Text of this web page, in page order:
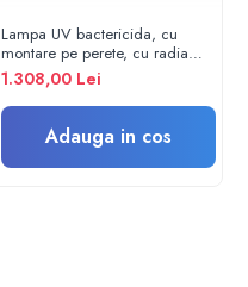
Lampa UV bactericida, cu
montare pe perete, cu radiatie
directa, functionare in absenta
personalului - NBV 2x30 NL
1.308,00 Lei
Adauga in cos